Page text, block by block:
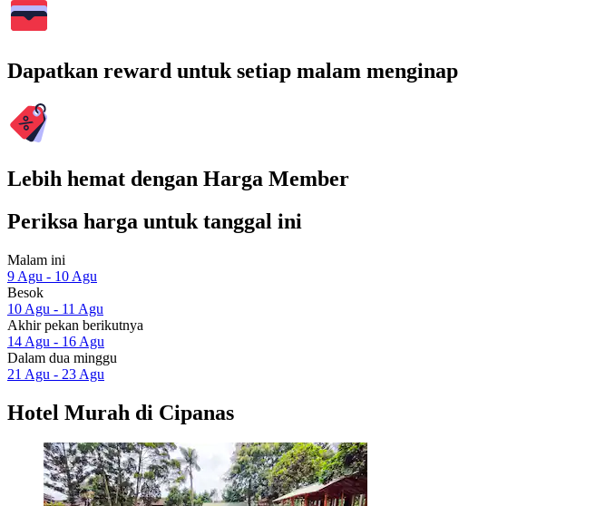
Dapatkan reward untuk setiap malam menginap
Lebih hemat dengan Harga Member
Periksa harga untuk tanggal ini
Malam ini
9 Agu - 10 Agu
Besok
10 Agu - 11 Agu
Akhir pekan berikutnya
14 Agu - 16 Agu
Dalam dua minggu
21 Agu - 23 Agu
Hotel Murah di Cipanas